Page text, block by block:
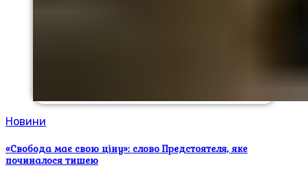
Новини
«Свобода має свою ціну»: слово Предстоятеля, яке
починалося тишею